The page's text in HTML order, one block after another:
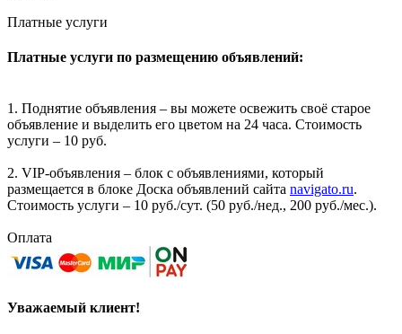
Платные услуги
Платные услуги по размещению объявлений:
1. Поднятие объявления – вы можете освежить своё старое
объявление и выделить его цветом на 24 часа. Стоимость
услуги – 10 руб.
2. VIP-объявления – блок с объявлениями, который
размещается в блоке Доска объявлений сайта navigato.ru.
Стоимость услуги – 10 руб./сут. (50 руб./нед., 200 руб./мес.).
Оплата
Уважаемый клиент!